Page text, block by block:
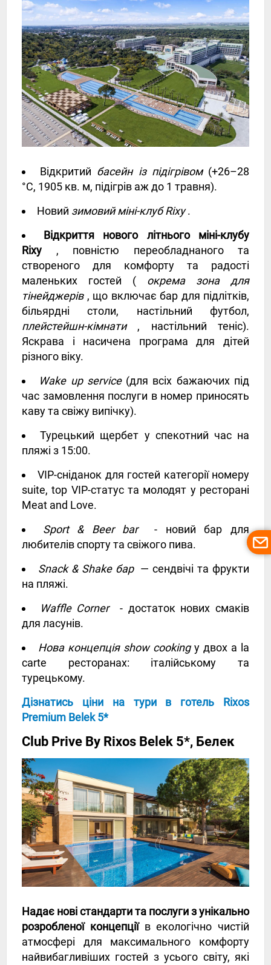
Відкритий басейн із підігрівом(+26–28
°C, 1905 кв. м, підігрів аж до 1 травня).
Новий зимовий міні-клуб Rixy.
Відкриття нового літнього міні-клубу
Rixy , повністю переобладнаного та
створеного для комфорту та радості
маленьких гостей ( окрема зона для
тінейджерів, що включає бар для підлітків,
більярдні столи, настільний футбол,
плейстейшн-кімнати, настільний теніс).
Яскрава і насичена програма для дітей
різного віку.
Wake up service(для всіх бажаючих під
час замовлення послуги в номер приносять
каву та свіжу випічку).
Турецький щербет у спекотний час на
пляжі з 15:00.
VIP-сніданок для гостей категорії номеру
suite, top VIP-статус та молодят у ресторані
Meat and Love.
Sport & Beer bar- новий бар для
любителів спорту та свіжого пива.
Snack & Shake бар— сендвічі та фрукти
на пляжі.
Waffle Corner- достаток нових смаків
для ласунів.
Нова концепція show cookingу двох a la
carte ресторанах: італійському та
турецькому.
Дізнатись ціни на тури в готель Rixos
Premium Belek 5*
Club Prive By Rixos Belek 5*, Белек
Надає нові стандарти та послуги з унікально
розробленої концепціїв екологічно чистій
атмосфері для максимального комфорту
найвибагливіших гостей з усього світу, які